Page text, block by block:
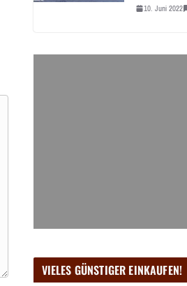
10. Juni 2022
VIELES GÜNSTIGER EINKAUFEN!